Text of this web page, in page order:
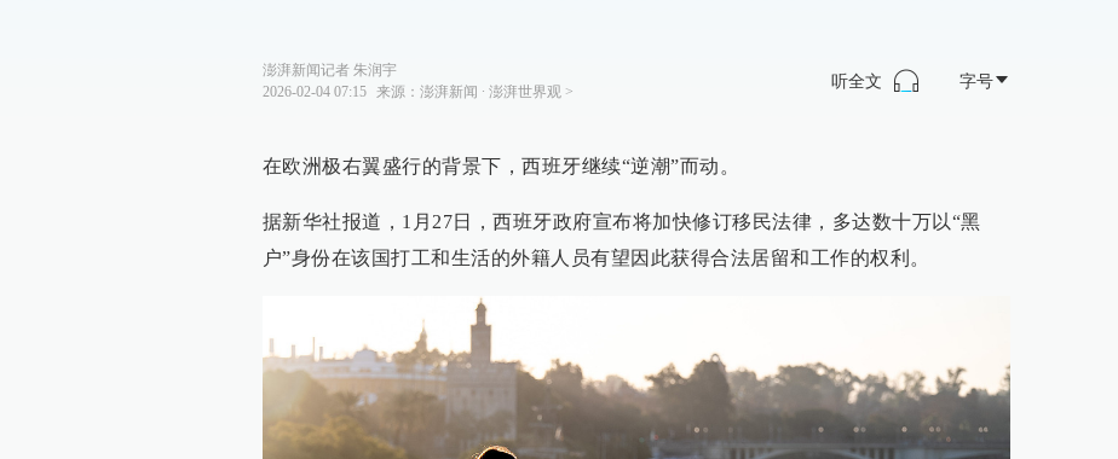
澎湃新闻记者 朱润宇
2026-02-04 07:15
来源： 澎湃新闻 ∙ 澎湃世界观>
听全文 字号
在欧洲极右翼盛行的背景下，西班牙继续“逆潮”而动。
据新华社报道，1月27日，西班牙政府宣布将加快修订移民法律，多达数十万以“黑
户”身份在该国打工和生活的外籍人员有望因此获得合法居留和工作的权利。